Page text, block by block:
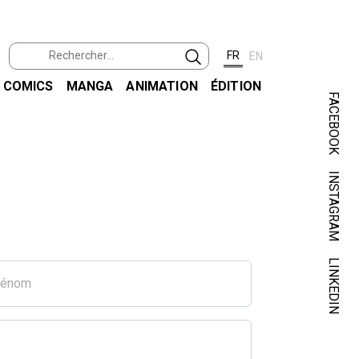
FR EN
COMICS MANGA ANIMATION ÉDITION
FACEBOOK
INSTAGRAM
LINKEDIN